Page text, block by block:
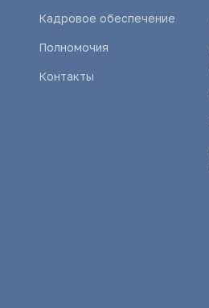
Кадровое обеспечение
Полномочия
Контакты